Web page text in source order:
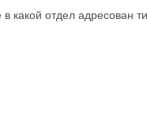
в какой отдел адресован